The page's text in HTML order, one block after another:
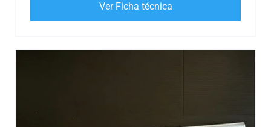
Ver Ficha técnica